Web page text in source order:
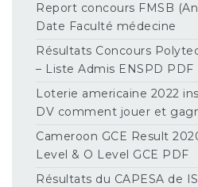
Report concours FMSB
Date Faculté médecine
Résultats Concours
– Liste Admis ENSPD PDF
Loterie americaine 2022
DV comment jouer et
Cameroon GCE Result
Level & O Level GCE PDF
Résultats du CAPESA de